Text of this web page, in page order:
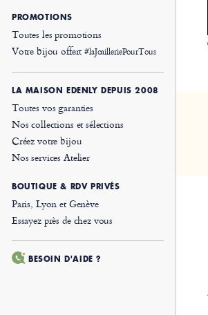
PROMOTIONS
Toutes les promotions
Votre bijou offert#laJoailleriePourTous
LA MAISON EDENLY DEPUIS 2008
Toutes vos garanties
Nos collections et sélections
Créez votre bijou
Nos services Atelier
BOUTIQUE & RDV PRIVÉS
Paris, Lyon et Genève
Essayez près de chez vous
BESOIN D'AIDE ?